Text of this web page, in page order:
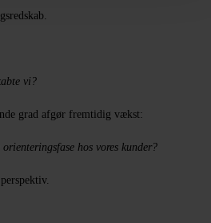
vi?
grad afgør fremtidig vækst:
hos vores kunder?